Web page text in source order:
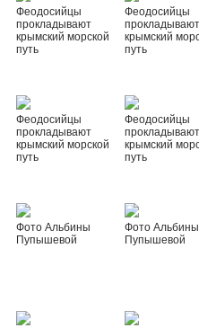
Феодосийцы
прокладывают
крымский морской
путь
Феодосийцы
крымский
путь
Феодосийцы
прокладывают
крымский морской
путь
Феодосийцы
крымский
путь
Фото Альбины
Пупышевой
Фото Альбины
Пупышевой